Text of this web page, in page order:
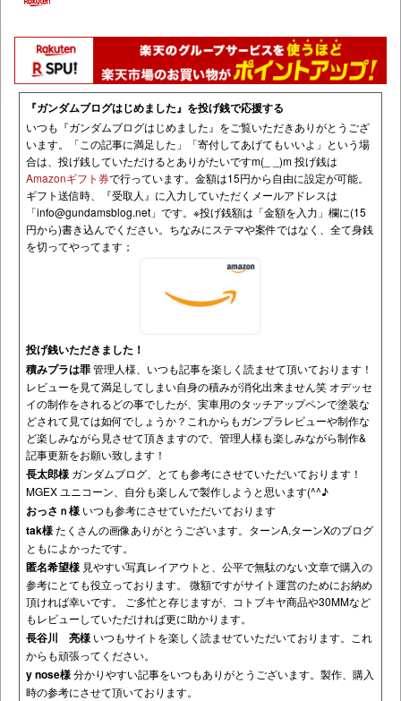
『ガンダムブログはじめました』を投げ銭で応援する
いつも『ガンダムブログはじめました』をご覧いただきありがとうござ
います。「この記事に満足した」「寄付してあげてもいいよ」という場
合は、投げ銭していただけるとありがたいですm(_ _)m 投げ銭は
Amazonギフト券で行っています。金額は15円から自由に設定が可能。
ギフト送信時、『受取人』に入力していただくメールアドレスは
「info@gundamsblog.net 」です。 ※投げ銭額は「金額を入力」欄に(15
円から)書き込んでください。ちなみにステマや案件ではなく、全て身銭
を切ってやってます；
投げ銭いただきました！
積みプラは罪管理人様、いつも記事を楽しく読ませて頂いております！
レビューを見て満足してしまい自身の積みが消化出来ません笑 オデッセ
イの制作をされるどの事でしたが、実車用のタッチアップペンで塗装な
どされて見ては如何でしょうか？これからもガンプラレビューや制作な
ど楽しみながら見させて頂きますので、管理人様も楽しみながら制作&
記事更新をお願い致します！
長太郎様 ガンダムブログ、とても参考にさせていただいております！
MGEX ユニコーン、自分も楽しんで製作しようと思います(^^♪
おっさｎ様 いつも参考にさせていただいております
tak様たくさんの画像ありがとうございます。ターンA,ターンXのブログ
ともによかったです。
匿名希望様 見やすい写真レイアウトと、公平で無駄のない文章で購入の
参考にとても役立っております。 微額ですがサイト運営のためにお納め
頂ければ幸いです。 ご多忙と存じますが、コトブキヤ商品や30MMなど
もレビューしていただければ更に助かります。
長谷川 亮様 いつもサイトを楽しく読ませていただいております。これ
からも頑張ってください。
y nose様分かりやすい記事をいつもありがとうございます。製作、購入
時の参考にさせて頂いております。